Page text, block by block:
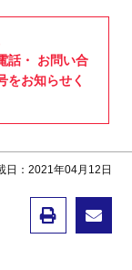
話・ お問い合
をお知らせく
日：2021年04月12日